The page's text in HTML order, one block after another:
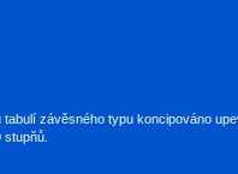
tabulí závěsného typu koncipováno